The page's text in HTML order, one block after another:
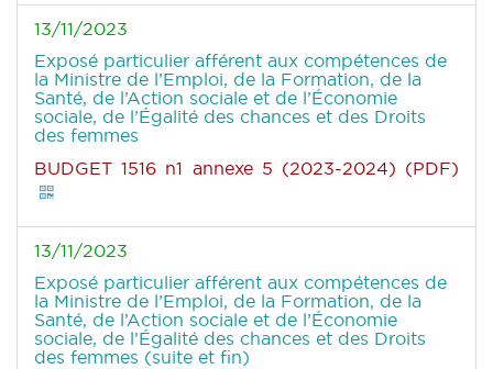
13/11/2023
Exposé particulier afférent aux compétences de
la Ministre de l’Emploi, de la Formation, de la
Santé, de l’Action sociale et de l’Économie
sociale, de l’Égalité des chances et des Droits
des femmes
BUDGET 1516 n1 annexe 5 (2023-2024) (PDF)
13/11/2023
Exposé particulier afférent aux compétences de
la Ministre de l’Emploi, de la Formation, de la
Santé, de l’Action sociale et de l’Économie
sociale, de l’Égalité des chances et des Droits
des femmes (suite et fin)